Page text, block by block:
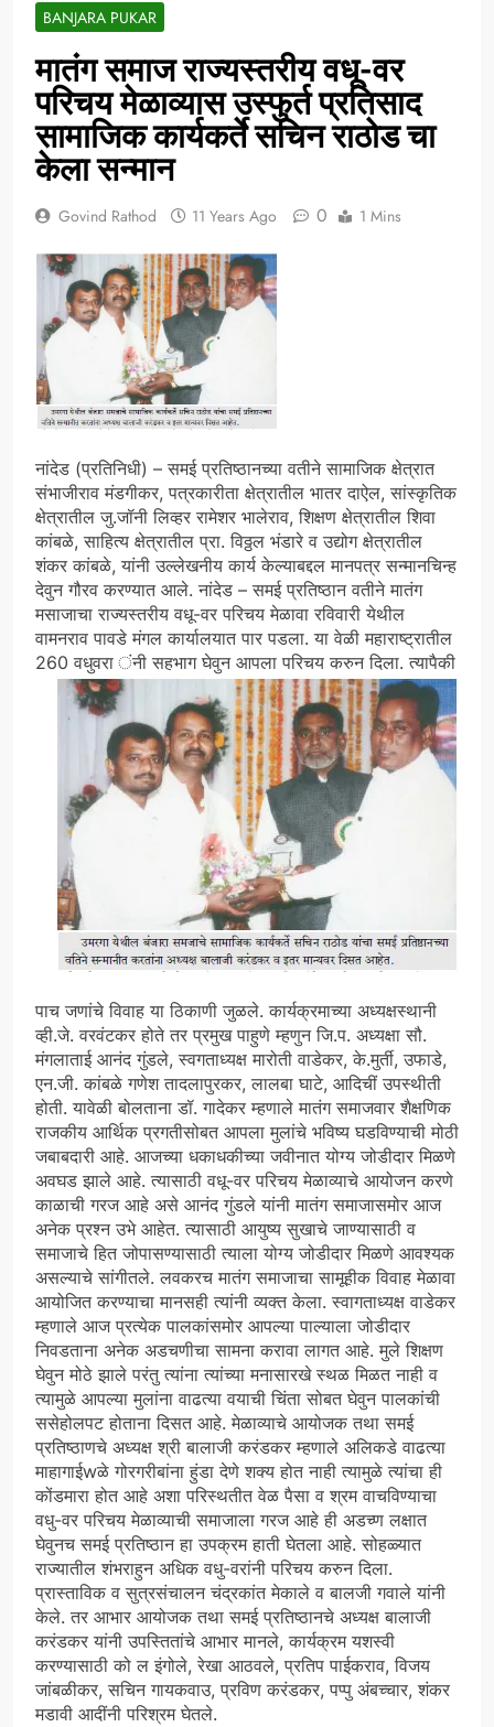
BANJARA PUKAR
मातंग समाज राज्यस्तरीय वधू-वर
परिचय मेळाव्यास उस्फुर्त प्रतिसाद
सामाजिक कार्यकर्ते सचिन राठोड चा
केला सन्मान
Govind Rathod 11 Years Ago 0 1 Mins
नांदेड (प्रतिनिधी) – समई प्रतिष्ठानच्या वतीने सामाजिक क्षेत्रात
संभाजीराव मंडगीकर, पत्रकारीता क्षेत्रातील भातर दाऐल, सांस्कृतिक
क्षेत्रातील जु.जॉनी लिव्हर रामेशर भालेराव, शिक्षण क्षेत्रातील शिवा
कांबळे, साहित्य क्षेत्रातील प्रा. विठ्ठल भंडारे व उद्योग क्षेत्रातील
शंकर कांबळे, यांनी उल्लेखनीय कार्य केल्याबद्दल मानपत्र सन्मानचिन्ह
देवुन गौरव करण्यात आले. नांदेड – समई प्रतिष्ठान वतीने मातंग
मसाजाचा राज्यस्तरीय वधू-वर परिचय मेळावा रविवारी येथील
वामनराव पावडे मंगल कार्यालयात पार पडला. या वेळी महाराष्ट्रातील
260 वधुवरा ंनी सहभाग घेवुन आपला परिचय करुन दिला. त्यापैकी
पाच जणांचे विवाह या ठिकाणी जुळले. कार्यक्रमाच्या अध्यक्षस्थानी
व्ही.जे. वरवंटकर होते तर प्रमुख पाहुणे म्हणुन जि.प. अध्यक्षा सौ.
मंगलाताई आनंद गुंडले, स्वगताध्यक्ष मारोती वाडेकर, के.मुर्ती, उफाडे,
एन.जी. कांबळे गणेश तादलापुरकर, लालबा घाटे, आदिचीं उपस्थीती
होती. यावेळी बोलताना डॉ. गादेकर म्हणाले मातंग समाजवार शैक्षणिक
राजकीय आर्थिक प्रगतीसोबत आपला मुलांचे भविष्य घडविण्याची मोठी
जबाबदारी आहे. आजच्या धकाधकीच्या जवीनात योग्य जोडीदार मिळणे
अवघड झाले आहे. त्यासाठी वधू-वर परिचय मेळाव्याचे आयोजन करणे
काळाची गरज आहे असे आनंद गुंडले यांनी मातंग समाजासमोर आज
अनेक प्रश्न उभे आहेत. त्यासाठी आयुष्य सुखाचे जाण्यासाठी व
समाजाचे हित जोपासण्यासाठी त्याला योग्य जोडीदार मिळणे आवश्यक
असल्याचे सांगीतले. लवकरच मातंग समाजाचा सामूहीक विवाह मेळावा
आयोजित करण्याचा मानसही त्यांनी व्यक्त केला. स्वागताध्यक्ष वाडेकर
म्हणाले आज प्रत्येक पालकांसमोर आपल्या पाल्याला जोडीदार
निवडताना अनेक अडचणीचा सामना करावा लागत आहे. मुले शिक्षण
घेवुन मोठे झाले परंतु त्यांना त्यांच्या मनासारखे स्थळ मिळत नाही व
त्यामुळे आपल्या मुलांना वाढत्या वयाची चिंता सोबत घेवुन पालकांची
ससेहोलपट होताना दिसत आहे. मेळाव्याचे आयोजक तथा समई
प्रतिष्ठाणचे अध्यक्ष श्री बालाजी करंडकर म्हणाले अलिकडे वाढत्या
माहागाईwळे गोरगरीबांना हुंडा देणे शक्य होत नाही त्यामुळे त्यांचा ही
कोंडमारा होत आहे अशा परिस्थतीत वेळ पैसा व श्रम वाचविण्याचा
वधु-वर परिचय मेळाव्याची समाजाला गरज आहे ही अडच्ण लक्षात
घेवुनच समई प्रतिष्ठान हा उपक्रम हाती घेतला आहे. सोहळ्यात
राज्यातील शंभराहुन अधिक वधु-वरांनी परिचय करुन दिला.
प्रास्ताविक व सुत्रसंचालन चंद्रकांत मेकाले व बालजी गवाले यांनी
केले. तर आभार आयोजक तथा समई प्रतिष्ठानचे अध्यक्ष बालाजी
करंडकर यांनी उपस्तितांचे आभार मानले, कार्यक्रम यशस्वी
करण्यासाठी को ल इंगोले, रेखा आठवले, प्रतिप पाईकराव, विजय
जांबळीकर, सचिन गायकवाउ, प्रविण करंडकर, पप्पु अंबच्चार, शंकर
मडावी आदींनी परिश्रम घेतले.